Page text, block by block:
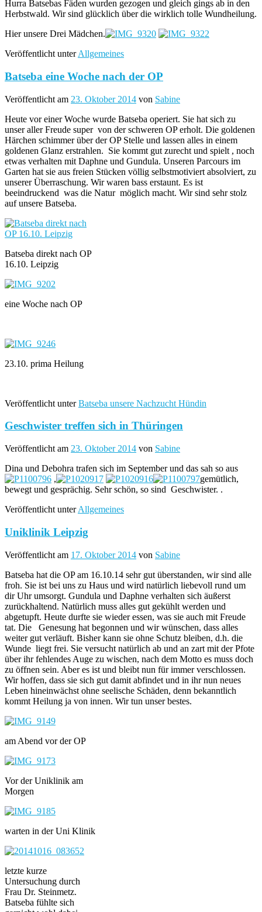
Hurra Batsebas Fäden wurden gezogen und gleich gings ab in den
Herbstwald. Wir sind glücklich über die wirklich tolle Wundheilung.
Hier unsere Drei Mädchen.
Veröffentlicht unter Allgemeines
Batseba eine Woche nach der OP
Veröffentlicht am 23. Oktober 2014 von Sabine
Heute vor einer Woche wurde Batseba operiert. Sie hat sich zu
unser aller Freude super von der schweren OP erholt. Die goldenen
Härchen schimmer über der OP Stelle und lassen alles in einem
goldenen Glanz erstrahlen. Sie kommt gut zurecht und spielt , noch
etwas verhalten mit Daphne und Gundula. Unseren Parcours im
Garten hat sie aus freien Stücken völlig selbstmotiviert absolviert, zu
unserer Überraschung. Wir waren bass erstaunt. Es ist
beeindruckend was die Natur möglich macht. Wir sind sehr stolz
auf unsere Batseba.
Batseba direkt nach OP
16.10. Leipzig
eine Woche nach OP
23.10. prima Heilung
Veröffentlicht unter Batseba unsere Nachzucht Hündin
Geschwister treffen sich in Thüringen
Veröffentlicht am 23. Oktober 2014 von Sabine
Dina und Debohra trafen sich im September und das sah so aus
,
gemütlich,
bewegt und gesprächig. Sehr schön, so sind Geschwister. .
Veröffentlicht unter Allgemeines
Uniklinik Leipzig
Veröffentlicht am 17. Oktober 2014 von Sabine
Batseba hat die OP am 16.10.14 sehr gut überstanden, wir sind alle
froh. Sie ist bei uns zu Haus und wird natürlich liebevoll rund um
dir Uhr umsorgt. Gundula und Daphne verhalten sich äußerst
zurückhaltend. Natürlich muss alles gut gekühlt werden und
abgetupft. Heute durfte sie wieder essen, was sie auch mit Freude
tat. Die Genesung hat begonnen und wir wünschen, dass alles
weiter gut verläuft. Bisher kann sie ohne Schutz bleiben, d.h. die
Wunde liegt frei. Sie versucht natürlich ab und an zart mit der Pfote
über ihr fehlendes Auge zu wischen, nach dem Motto es muss doch
zu öffnen sein. Aber es ist und bleibt nun für immer verschlossen.
Wir hoffen, dass sie sich gut damit abfindet und in ihr nun neues
Leben hineinwächst ohne seelische Schäden, denn bekanntlich
kommt Heilung ja von innen. Wir tun unser bestes.
am Abend vor der OP
Vor der Uniklinik am
Morgen
warten in der Uni Klinik
letzte kurze
Untersuchung durch
Frau Dr. Steinmetz.
Batseba fühlte sich